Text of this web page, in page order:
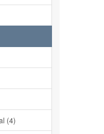
(4)